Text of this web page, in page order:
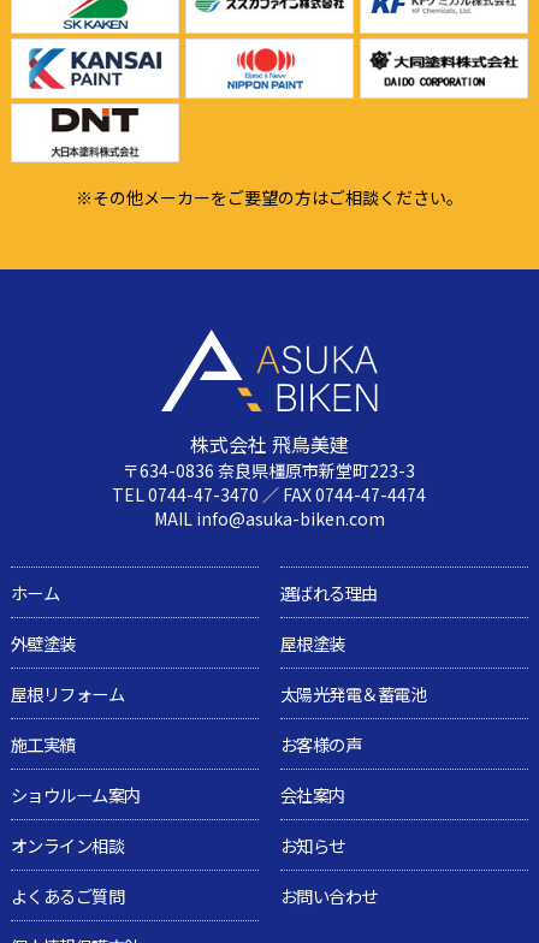
※その他メーカーをご要望の方はご相談ください。
株式会社 飛鳥美建
〒634-0836 奈良県橿原市新堂町223-3
TEL 0744-47-3470 ／ FAX 0744-47-4474
MAIL info@asuka-biken.com
ホーム
選ばれる理由
外壁塗装
屋根塗装
屋根リフォーム
太陽光発電＆蓄電池
施工実績
お客様の声
ショウルーム案内
会社案内
オンライン相談
お知らせ
よくあるご質問
お問い合わせ